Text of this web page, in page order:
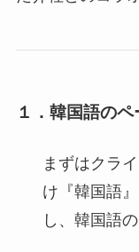
１．韓国語の
まずはクラ
け『韓国語
し、韓国語